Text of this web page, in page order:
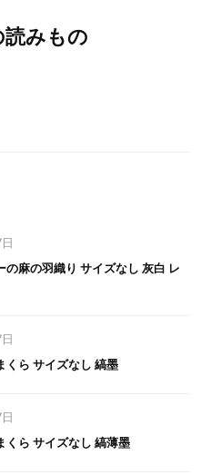
みもの
の麻の羽織り サイズなし 灰白 レ
くら サイズなし 縞墨
くら サイズなし 縞薄墨